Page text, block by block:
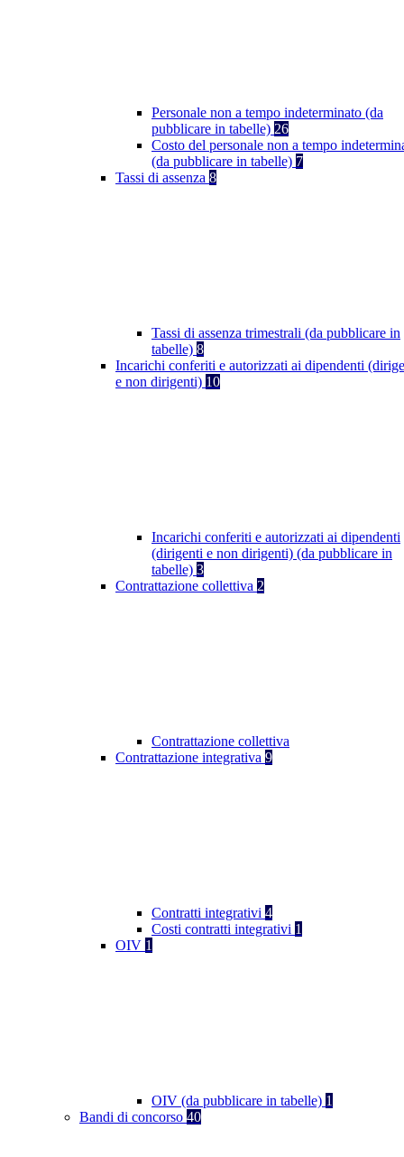
Personale non a tempo indeterminato (da
pubblicare in tabelle) 26
Costo del personale non a tempo
(da pubblicare in tabelle) 7
Tassi di assenza 8
Tassi di assenza trimestrali (da pubblicare in
tabelle) 8
Incarichi conferiti e autorizzati ai dipendenti
e non dirigenti) 10
Incarichi conferiti e autorizzati ai dipendenti
(dirigenti e non dirigenti) (da pubblicare in
tabelle) 3
Contrattazione collettiva 2
Contrattazione collettiva
Contrattazione integrativa 9
Contratti integrativi 4
Costi contratti integrativi 1
OIV 1
OIV (da pubblicare in tabelle) 1
Bandi di concorso 40